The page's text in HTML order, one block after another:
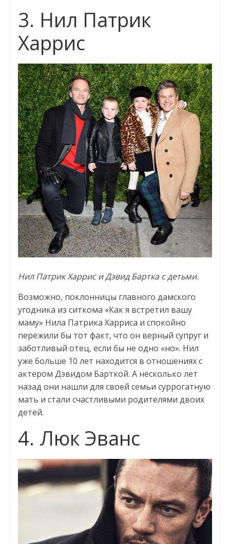
3. Нил Патрик
Харрис
Нил Патрик Харрис и Дэвид Бартка с детьми.
Возможно, поклонницы главного дамского
угодника из ситкома «Как я встретил вашу
маму» Нила Патрика Харриса и спокойно
пережили бы тот факт, что он верный супруг и
заботливый отец, если бы не одно «но». Нил
уже больше 10 лет находится в отношениях с
актером Дэвидом Барткой. А несколько лет
назад они нашли для своей семьи суррогатную
мать и стали счастливыми родителями двоих
детей.
4. Люк Эванс